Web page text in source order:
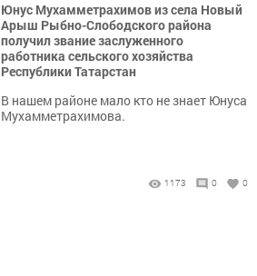
Юнус Мухамметрахимов из села Новый
Арыш Рыбно-Слободского района
получил звание заслуженного
работника сельского хозяйства
Республики Татарстан
В нашем районе мало кто не знает Юнуса
Мухамметрахимова.
1173 0 0